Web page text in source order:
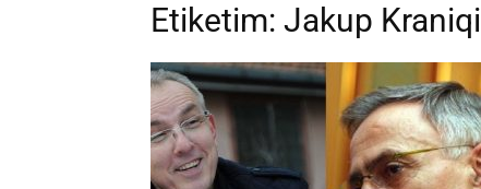
Etiketim: Jakup Kraniqi